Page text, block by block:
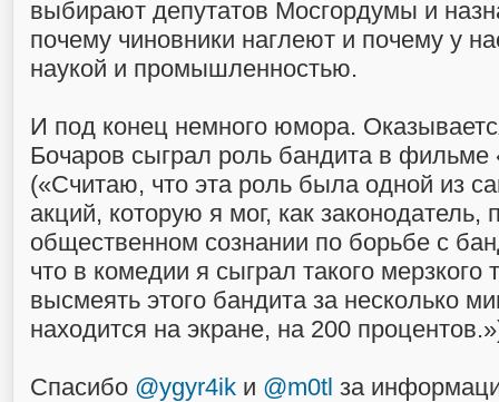
выбирают депутатов Мосгордумы и
почему чиновники наглеют и почему у
наукой и промышленностью.
И под конец немного юмора.
Бочаров сыграл роль бандита в
(«Считаю, что эта роль была одной из
акций, которую я мог, как законодатель,
общественном сознании по борьбе с
что в комедии я сыграл такого мерзкого
высмеять этого бандита за несколько
находится на экране, на 200
Спасибо @ygyr4ik и @m0tl за